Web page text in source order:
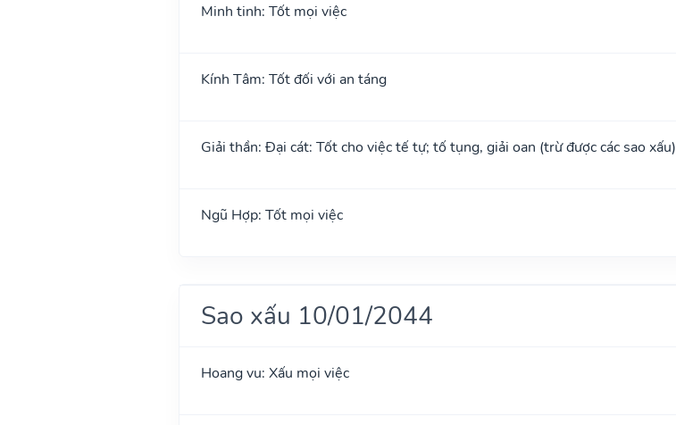
Minh tinh: Tốt mọi việc
Kính Tâm: Tốt đối với an táng
Giải thần: Đại cát: Tốt cho việc tế tự; tố tụng, giải oan (trừ được các sao xấu)
Ngũ Hợp: Tốt mọi việc
Sao xấu 10/01/2044
Hoang vu: Xấu mọi việc